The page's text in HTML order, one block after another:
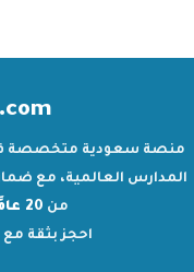
منصة سعودية متخصصة
المدارس العالمية، مع
من 20 عامًا
احجز بثقة مع